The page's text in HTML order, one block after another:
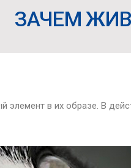
ЗАЧЕМ
элемент в их образе. В